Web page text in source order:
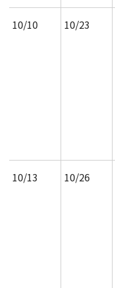
10/10 10/23
10/13 10/26